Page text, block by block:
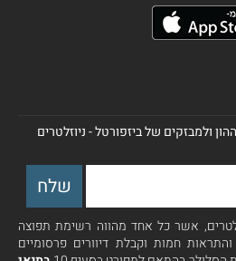
ולמבזקים של ביזפורטל - ניוזלטרים
אשר כל אחד מהווה רשימת תפוצה
חמות וקבלת דיוורים פרסומיים